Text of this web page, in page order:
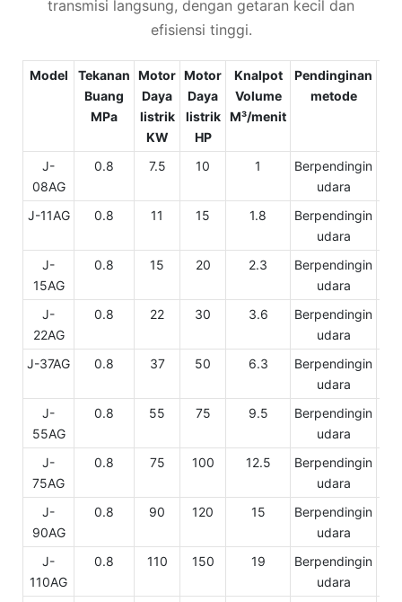
transmisi langsung, dengan getaran kecil dan
efisiensi tinggi.
Model
Tekanan
Buang
MPa
Motor
Daya
listrik
KW
Motor
Daya
listrik
HP
Knalpot
Volume
M³/menit
Pendinginan
metode
J-
08AG
0.8 7.5 10 1
Berpendingin
udara
J-11AG
0.8 11 15 1.8
Berpendingin
udara
J-
15AG
0.8 15 20 2.3
Berpendingin
udara
J-
22AG
0.8 22 30 3.6
Berpendingin
udara
J-37AG
0.8 37 50 6.3
Berpendingin
udara
J-
55AG
0.8 55 75 9.5
Berpendingin
udara
J-
75AG
0.8 75 100 12.5
Berpendingin
udara
J-
90AG
0.8 90 120 15
Berpendingin
udara
J-
110AG
0.8 110 150 19
Berpendingin
udara